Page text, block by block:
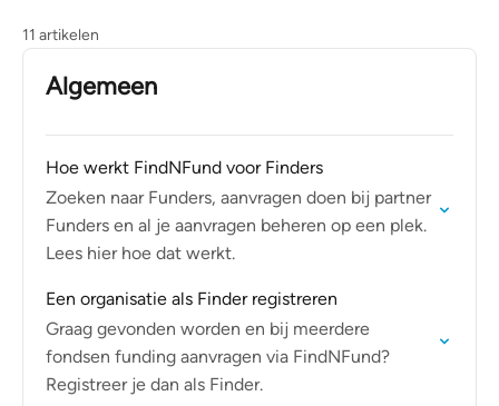
11 artikelen
Algemeen
Hoe werkt FindNFund voor Finders
Zoeken naar Funders, aanvragen doen bij partner
Funders en al je aanvragen beheren op een plek.
Lees hier hoe dat werkt.
Een organisatie als Finder registreren
Graag gevonden worden en bij meerdere
fondsen funding aanvragen via FindNFund?
Registreer je dan als Finder.